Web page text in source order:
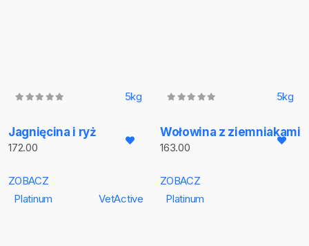
5kg
Jagnięcina i ryż
172.00
5kg
Wołowina z ziemniakami
163.00
ZOBACZ
Platinum
VetActive
ZOBACZ
Platinum